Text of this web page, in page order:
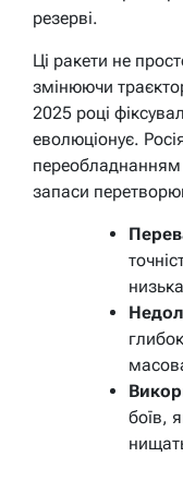
резерві.
Ці ракети не
змінюючи
2025 році
еволюціонує.
переобладнанням
запаси
боїв,